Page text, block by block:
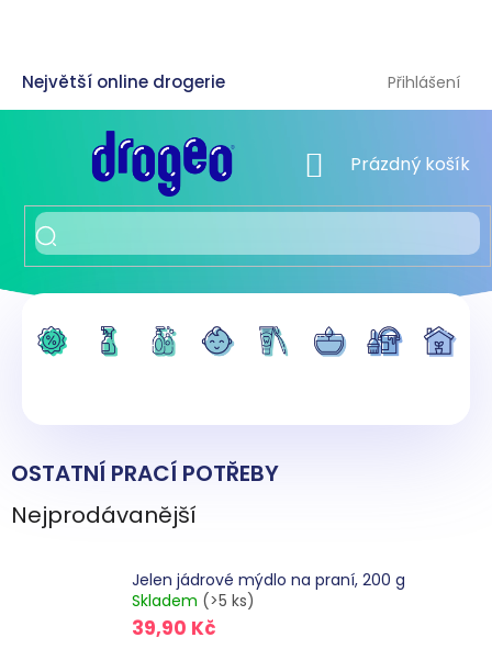
Přihlášení
NÁKUPNÍ KOŠÍK
Prázdný košík
OSTATNÍ PRACÍ POTŘEBY
Nejprodávanější
Jelen jádrové mýdlo na praní, 200 g
Skladem (>5 ks)
39,90 Kč